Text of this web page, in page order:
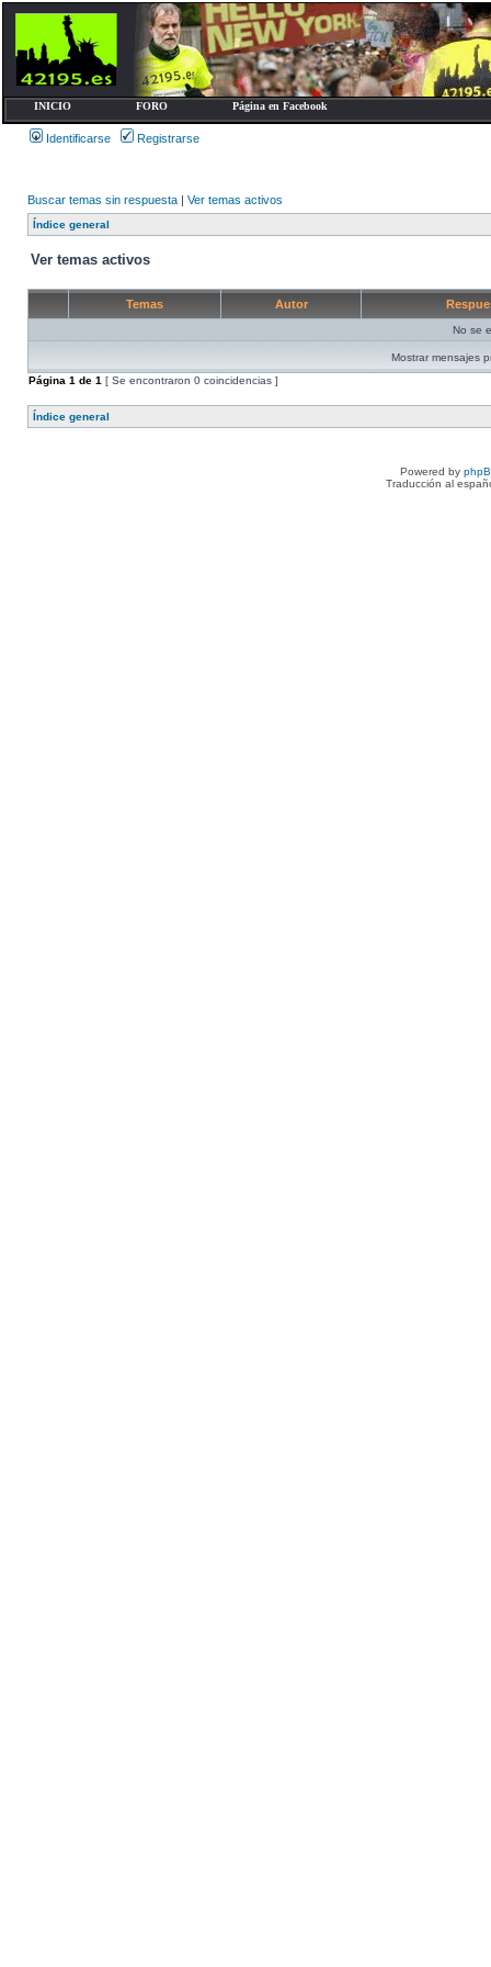
INICIO FORO Página en Facebook
Identificarse Registrarse
Buscar temas sin respuesta | Ver temas activos
Índice general
Ver temas activos
Temas Autor
No se
Mostrar mensajes
Página 1 de 1 [ Se encontraron 0 coincidencias ]
Índice general
Powered by
Traducción al